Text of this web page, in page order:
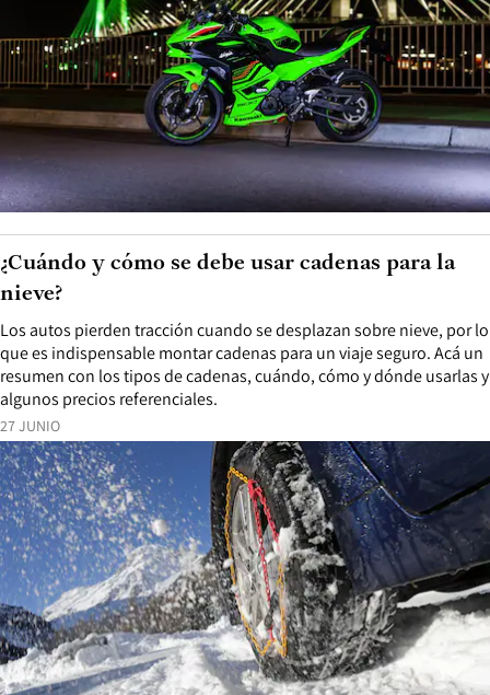
27 JUNIO
Los autos pierden tracción cuando se desplazan sobre nieve, por lo
que es indispensable montar cadenas para un viaje seguro. Acá un
resumen con los tipos de cadenas, cuándo, cómo y dónde usarlas y
algunos precios referenciales.
¿Cuándo y cómo se debe usar cadenas para la
nieve?